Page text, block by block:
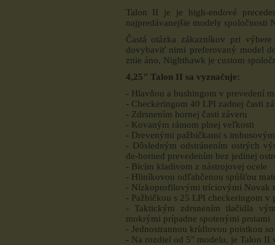
Talon II je je high-endové
najpredávanejšie modely spoločnosti
Častá otázka zákazníkov pri
dovybaviť nimi preferovaný model
znie áno, Nighthawk je custom
4,25" Talon II sa vyznačuje:
- Hlavňou a bushingom v prevedení
- Checkeringom 40 LPI zadnej časti
- Zdrsnením hornej časti záveru
- Kovaným rámom plnej veľkosti
- Drevenými pažbičkami s
- Dôsledným odstránením ostrých
de-horned prevedením bez jedinej
- Bicím kladivom z nástrojovej ocele
- Hliníkovou odľahčenou spúšťou
- Nízkoprofilovými tríciovými Novak
- Pažbičkou s 25 LPI checkeringom
- Taktickým zdrsnením tlačidla
mokrými prípadne spotenými prstami
- Jednostrannou krídlovou poistkou
- Na rozdiel od 5" modelu, je Talon II